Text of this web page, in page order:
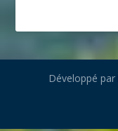
Développé par